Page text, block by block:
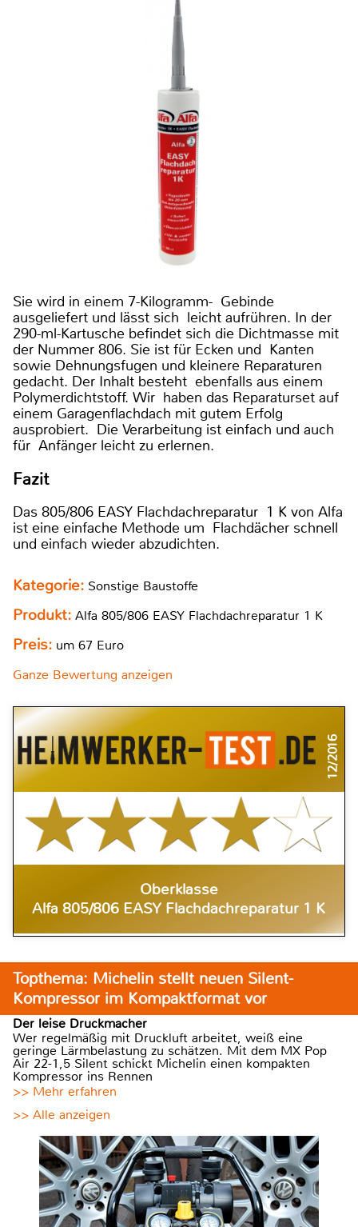
Sie wird in einem 7-Kilogramm- Gebinde
ausgeliefert und lässt sich leicht aufrühren. In der
290-ml-Kartusche befindet sich die Dichtmasse mit
der Nummer 806. Sie ist für Ecken und Kanten
sowie Dehnungsfugen und kleinere Reparaturen
gedacht. Der Inhalt besteht ebenfalls aus einem
Polymerdichtstoff. Wir haben das Reparaturset auf
einem Garagenflachdach mit gutem Erfolg
ausprobiert. Die Verarbeitung ist einfach und auch
für Anfänger leicht zu erlernen.
Fazit
Das 805/806 EASY Flachdachreparatur 1 K von Alfa
ist eine einfache Methode um Flachdächer schnell
und einfach wieder abzudichten.
Kategorie: Sonstige Baustoffe
Produkt: Alfa 805/806 EASY Flachdachreparatur 1 K
Preis: um 67 Euro
Ganze Bewertung anzeigen
12/2016
Oberklasse
Alfa 805/806 EASY Flachdachreparatur 1 K
Topthema: Michelin stellt neuen Silent-
Kompressor im Kompaktformat vor
Der leise Druckmacher
Wer regelmäßig mit Druckluft arbeitet, weiß eine
geringe Lärmbelastung zu schätzen. Mit dem MX Pop
Air 22-1,5 Silent schickt Michelin einen kompakten
Kompressor ins Rennen
>> Mehr erfahren
>> Alle anzeigen